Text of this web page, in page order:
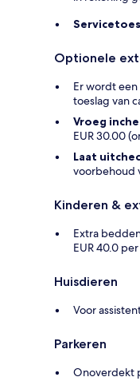
Optionele
Er wordt een
toeslag van
Vroeg
EUR 30.00
Laat
voorbehoud
Kinderen &
Extra
EUR 40.0
Huisdieren
Voor
Parkeren
Onoverdekt